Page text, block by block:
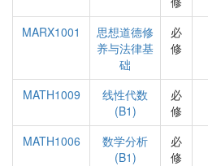
MARX1001
思想道德修
养与法律基
础
必
修
MATH1009
线性代数
(B1)
必
修
MATH1006
数学分析
(B1)
必
修